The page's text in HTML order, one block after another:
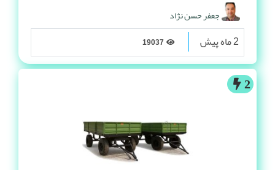
جعفر حسن نژاد
2 ماه پیش
2